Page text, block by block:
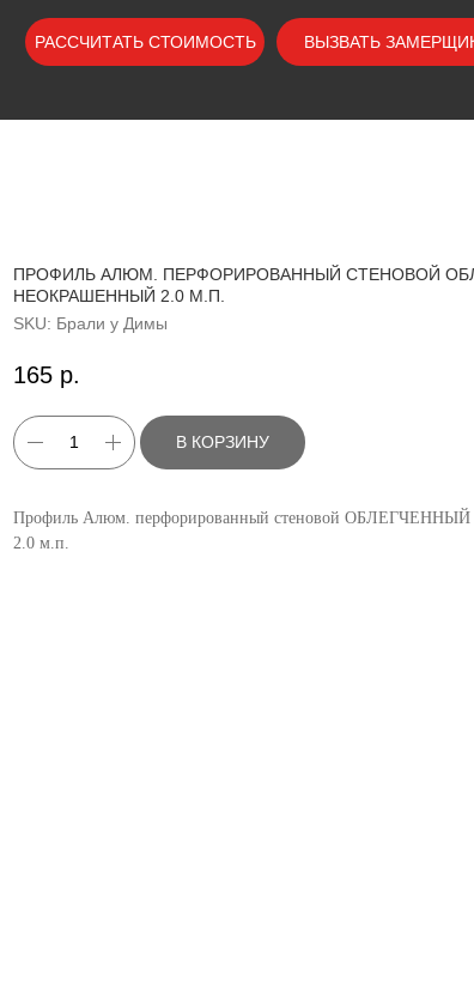
ВЫЗВАТЬ
РАССЧИТАТЬ СТОИМОСТЬ
ПРОФИЛЬ АЛЮМ. ПЕРФОРИРОВАННЫЙ СТЕНОВОЙ
НЕОКРАШЕННЫЙ 2.0 М.П.
SKU: Брали у Димы
165 р.
В КОРЗИНУ
Профиль Алюм. перфорированный стеновой ОБЛЕГЧЕННЫЙ
2.0 м.п.